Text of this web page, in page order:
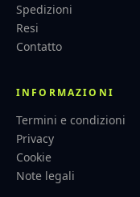
Spedizioni
Resi
Contatto
INFORMAZIONI
Termini e condizioni
Privacy
Cookie
Note legali